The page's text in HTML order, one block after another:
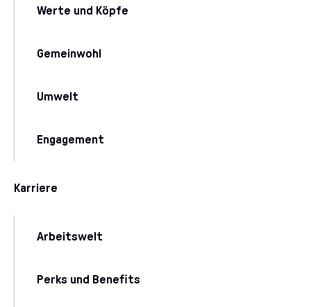
Werte und Köpfe
Gemeinwohl
Umwelt
Engagement
Karriere
Arbeitswelt
Perks und Benefits